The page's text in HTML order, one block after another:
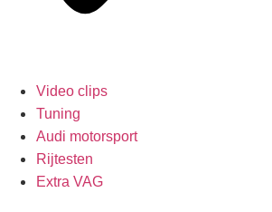
Video clips
Tuning
Audi motorsport
Rijtesten
Extra VAG